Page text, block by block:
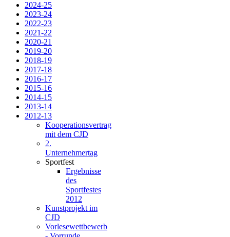
2024-25
2023-24
2022-23
2021-22
2020-21
2019-20
2018-19
2017-18
2016-17
2015-16
2014-15
2013-14
2012-13
Kooperationsvertrag
mit dem CJD
2.
Unternehmertag
Sportfest
Ergebnisse
des
Sportfestes
2012
Kunstprojekt im
CJD
Vorlesewettbewerb